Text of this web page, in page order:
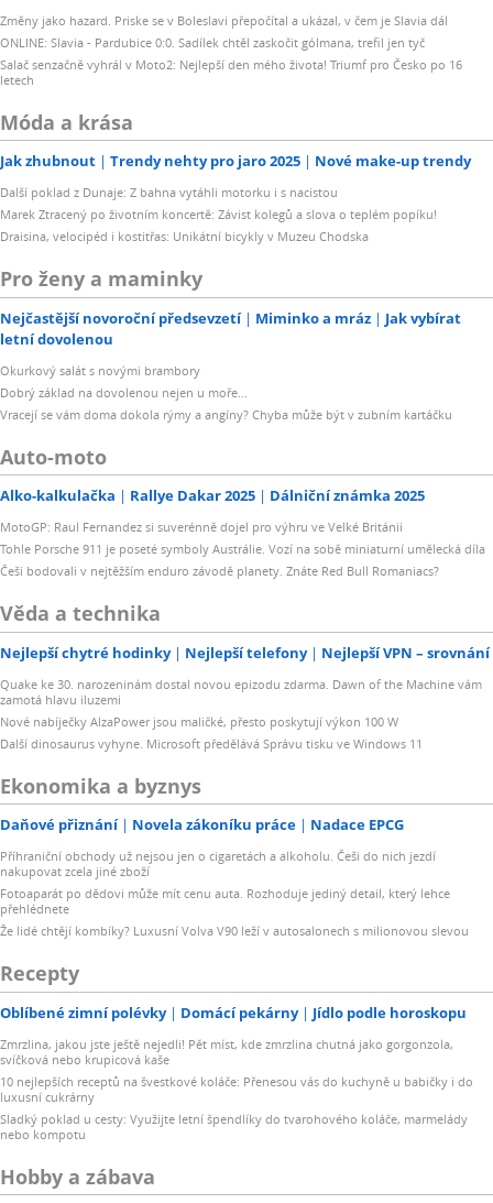
Změny jako hazard. Priske se v Boleslavi přepočítal a ukázal, v čem je Slavia dál
ONLINE: Slavia - Pardubice 0:0. Sadílek chtěl zaskočit gólmana, trefil jen tyč
Salač senzačně vyhrál v Moto2: Nejlepší den mého života! Triumf pro Česko po 16
letech
Móda a krása
Jak zhubnout Trendy nehty pro jaro 2025 Nové make-up trendy
Další poklad z Dunaje: Z bahna vytáhli motorku i s nacistou
Marek Ztracený po životním koncertě: Závist kolegů a slova o teplém popíku!
Draisina, velocipéd i kostitřas: Unikátní bicykly v Muzeu Chodska
Pro ženy a maminky
Nejčastější novoroční předsevzetí Miminko a mráz
Jak vybírat
letní dovolenou
Okurkový salát s novými brambory
Dobrý základ na dovolenou nejen u moře...
Vracejí se vám doma dokola rýmy a angíny? Chyba může být v zubním kartáčku
Auto-moto
Alko-kalkulačka Rallye Dakar 2025 Dálniční známka 2025
MotoGP: Raul Fernandez si suverénně dojel pro výhru ve Velké Británii
Tohle Porsche 911 je poseté symboly Austrálie. Vozí na sobě miniaturní umělecká díla
Češi bodovali v nejtěžším enduro závodě planety. Znáte Red Bull Romaniacs?
Věda a technika
Nejlepší chytré hodinky Nejlepší telefony Nejlepší VPN – srovnání
Quake ke 30. narozeninám dostal novou epizodu zdarma. Dawn of the Machine vám
zamotá hlavu iluzemi
Nové nabíječky AlzaPower jsou maličké, přesto poskytují výkon 100 W
Další dinosaurus vyhyne. Microsoft předělává Správu tisku ve Windows 11
Ekonomika a byznys
Daňové přiznání Novela zákoníku práce Nadace EPCG
Příhraniční obchody už nejsou jen o cigaretách a alkoholu. Češi do nich jezdí
nakupovat zcela jiné zboží
Fotoaparát po dědovi může mít cenu auta. Rozhoduje jediný detail, který lehce
přehlédnete
Že lidé chtějí kombíky? Luxusní Volva V90 leží v autosalonech s milionovou slevou
Recepty
Oblíbené zimní polévky Domácí pekárny Jídlo podle horoskopu
Zmrzlina, jakou jste ještě nejedli! Pět míst, kde zmrzlina chutná jako gorgonzola,
svíčková nebo krupicová kaše
10 nejlepších receptů na švestkové koláče: Přenesou vás do kuchyně u babičky i do
luxusní cukrárny
Sladký poklad u cesty: Využijte letní špendlíky do tvarohového koláče, marmelády
nebo kompotu
Hobby a zábava